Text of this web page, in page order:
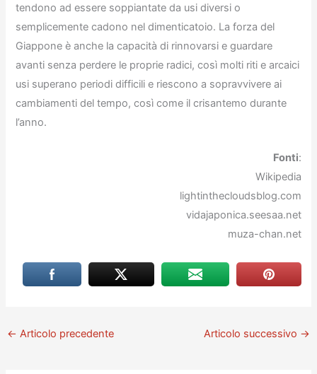
tendono ad essere soppiantate da usi diversi o
semplicemente cadono nel dimenticatoio. La forza del
Giappone è anche la capacità di rinnovarsi e guardare
avanti senza perdere le proprie radici, così molti riti e arcaici
usi superano periodi difficili e riescono a sopravvivere ai
cambiamenti del tempo, così come il crisantemo durante
l’anno.
Fonti:
Wikipedia
lightinthecloudsblog.com
vidajaponica.seesaa.net
muza-chan.net
← Articolo precedente Articolo successivo →